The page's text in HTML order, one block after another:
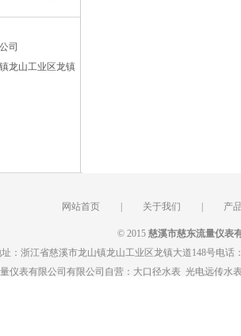
司
龙山工业区龙镇
网站首页 关于我们 产
© 2015 慈溪市慈东流量仪表
：浙江省慈溪市龙山镇龙山工业区龙镇大道148号电话
仪表有限公司 有限公司自营： 大口径水表 光电远传水